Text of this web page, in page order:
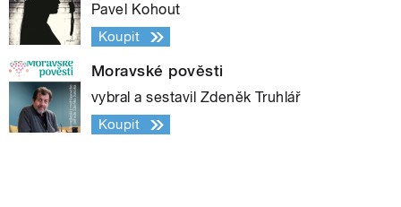
Pavel Kohout
Koupit
Moravské pověsti
vybral a sestavil Zdeněk Truhlář
Koupit